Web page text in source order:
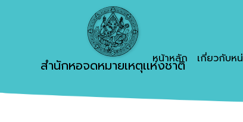
สำนักหอจดหมายเหตุเเห่งชาติ
หน้าหลัก เกี่ยวกับห